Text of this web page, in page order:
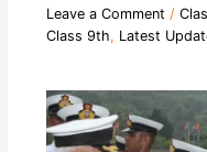
Leave a Comment /
Class 9th, Latest